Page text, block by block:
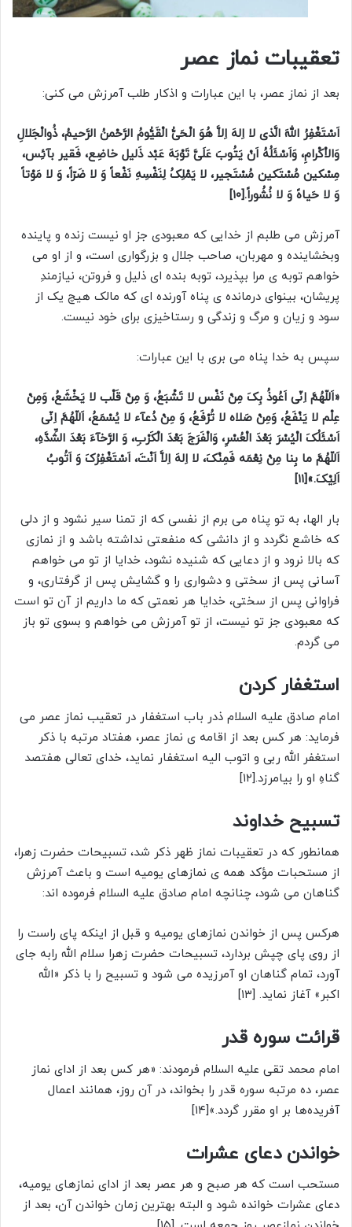
تعقیبات نماز عصر
بعد از نماز عصر، با این عبارات و اذکار طلب آمرزش می کنی:
اَسْتَغْفِرُ اللهَ الَّذى لا اِلهَ اِلاَّ هُوَ الْحَىُّ الْقَیُّومُ الرَّحْمنُ الرَّحیمُ، ذُوالْجَلالِ
وَالاْکْرامِ، وَاَسْئَلُهُ اَنْ یَتُوبَ عَلَىَّ تَوْبَهَ عَبْد ذَلیل خاضِع، فَقیر بآئِس،
مِسْکین مُسْتَکین مُسْتَجیر، لا یَمْلِکُ لِنَفْسِهِ نَفْعاً وَ لا ضَرّاً، وَ لا مَوْتاً
وَ لا حَیاهً وَ لا نُشُوراً.[۱۰]
آمرزش می طلبم از خدایى که معبودى جز او نیست زنده و پاینده
وبخشاینده و مهربان، صاحب جلال و بزرگوارى است، و از او می
خواهم توبه ی مرا بپذیرد، توبه بنده اى ذلیل و فروتن، نیازمندِ
پریشان، بینوای درمانده ی پناه آورنده اى که مالک هیچ یک از
سود و زیان و مرگ و زندگى و رستاخیزى براى خود نیست.
سپس به خدا پناه می بری با این عبارات:
«اَللّهُمَّ اِنّى اَعُوذُ بِکَ مِنْ نَفْس لا تَشْبَعُ، وَ مِنْ قَلْب لا یَخْشَعُ، وَمِنْ
عِلْم لا یَنْفَعُ، وَمِنْ صَلاه لا تُرْفَعُ، وَ مِنْ دُعآء لا یُسْمَعُ، اَللّهُمَّ اِنّى
اَسْئَلُکَ الْیُسْرَ بَعْدَ الْعُسْرِ، وَالْفَرَجَ بَعْدَ الْکَرْبِ، وَ الرَّخآءَ بَعْدَ الشِّدَّهِ،
اَللّهُمَّ ما بِنا مِنْ نِعْمَه فَمِنْکَ، لا اِلهَ اِلاَّ اَنْتَ، اَسْتَغْفِرُکَ وَ اَتُوبُ
اَلِیْکَ.»[۱۱]
بار الها، به تو پناه مى برم از نفسى که از تمنا سیر نشود و از دلى
که خاشع نگردد و از دانشى که منفعتی نداشته باشد و از نمازى
که بالا نرود و از دعایى که شنیده نشود، خدایا از تو می خواهم
آسانى پس از سختی و دشوارى را و گشایش پس از گرفتارى، و
فراوانى پس از سختى، خدایا هر نعمتى که ما داریم از آن تو است
که معبودى جز تو نیست، از تو آمرزش می خواهم و بسوى تو باز
می گردم.
استغفار کردن
امام صادق علیه السلام ذدر باب استغفار در تعقیب نماز عصر می
فرماید: هر کس بعد از اقامه ی نماز عصر، هفتاد مرتبه با ذکر
استغفر الله ربی و اتوب الیه استغفار نماید، خدای تعالی هفتصد
گناهِ او را بیامرزد.[۱۲]
تسبیح خداوند
همانطور که در تعقیبات نماز ظهر ذکر شد، تسبیحات حضرت زهرا،
از مستحبات مؤکد همه ی نمازهای یومیه است و باعث آمرزش
گناهان می شود، چنانچه امام صادق علیه السلام فرموده اند:
هرکس پس از خواندن نمازهای یومیه و قبل از اینکه پاى راست را
از روی پاى چپش بردارد، تسبیحات حضرت زهرا سلام الله رابه جای
آورد، تمام گناهان او آمرزیده مى شود و تسبیح را با ذکر «الله
اکبر» آغاز نماید. [۱۳]
قرائت سوره قدر
امام محمد تقی علیه السلام فرمودند: «هر کس بعد از ادای نماز
عصر، ده مرتبه سوره قدر را بخواند، در آن روز، همانند اعمال
آفریده‌ها بر او مقرر گردد.»[۱۴]
خواندن دعای عشرات
مستحب است که هر صبح و هر عصر بعد از ادای نمازهای یومیه،
دعای عشرات خوانده شود و البته بهترین زمان خواندن آن، بعد از